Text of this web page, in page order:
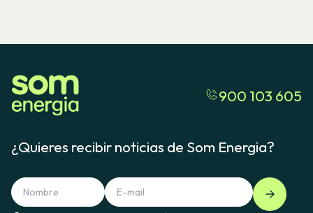
900 103 605
¿Quieres recibir noticias de Som Energia?